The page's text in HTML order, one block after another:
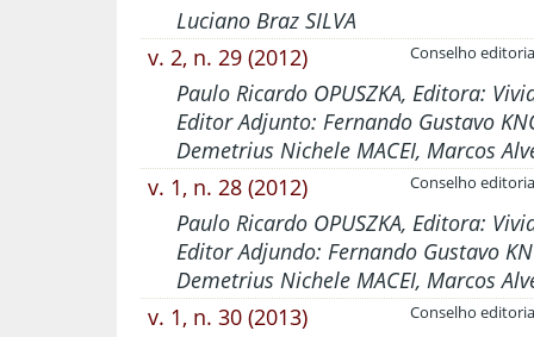
Luciano Braz SILVA
v. 2, n. 29 (2012)
Conselho
Paulo Ricardo OPUSZKA, Editora:
Editor Adjunto: Fernando Gustavo
Demetrius Nichele MACEI, Marcos
v. 1, n. 28 (2012)
Conselho
Paulo Ricardo OPUSZKA, Editora:
Editor Adjundo: Fernando Gustavo
Demetrius Nichele MACEI, Marcos
v. 1, n. 30 (2013)
Conselho